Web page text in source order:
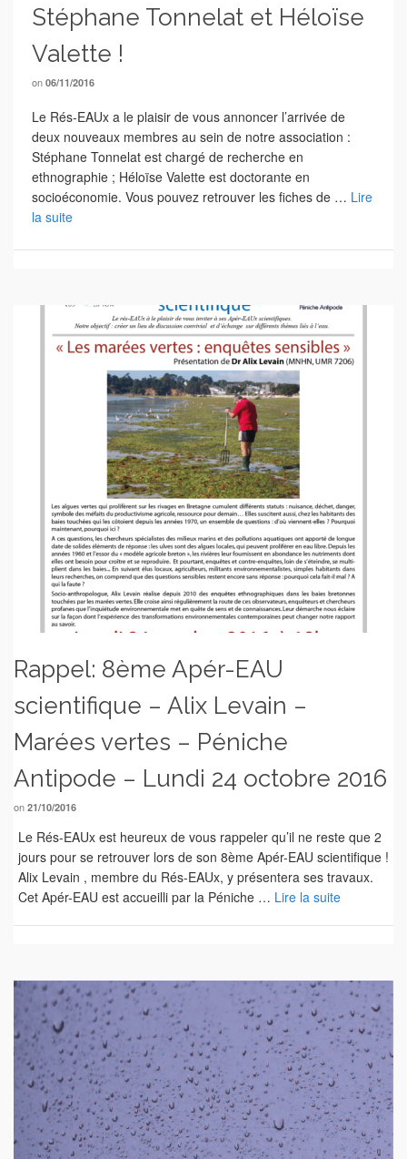
Stéphane Tonnelat et Héloïse
Valette !
on 06/11/2016
Le Rés-EAUx a le plaisir de vous annoncer l’arrivée de
deux nouveaux membres au sein de notre association :
Stéphane Tonnelat est chargé de recherche en
ethnographie ; Héloïse Valette est doctorante en
socioéconomie. Vous pouvez retrouver les fiches de … Lire
la suite
Rappel: 8ème Apér-EAU
scientifique – Alix Levain –
Marées vertes – Péniche
Antipode – Lundi 24 octobre 2016
on 21/10/2016
Le Rés-EAUx est heureux de vous rappeler qu’il ne reste que 2
jours pour se retrouver lors de son 8ème Apér-EAU scientifique !
Alix Levain , membre du Rés-EAUx, y présentera ses travaux.
Cet Apér-EAU est accueilli par la Péniche … Lire la suite